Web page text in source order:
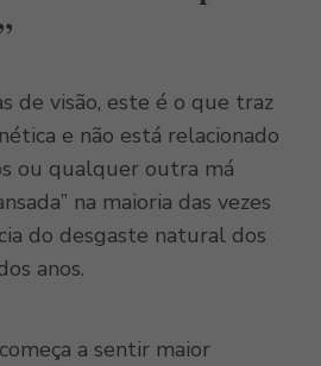
de visão, este é o que traz
e não está relacionado
ou qualquer outra má
na maioria das vezes
do desgaste natural dos
anos.
a sentir maior